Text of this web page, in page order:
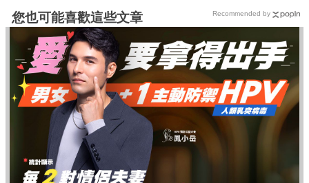
您也可能喜歡這些文章 Recommended by